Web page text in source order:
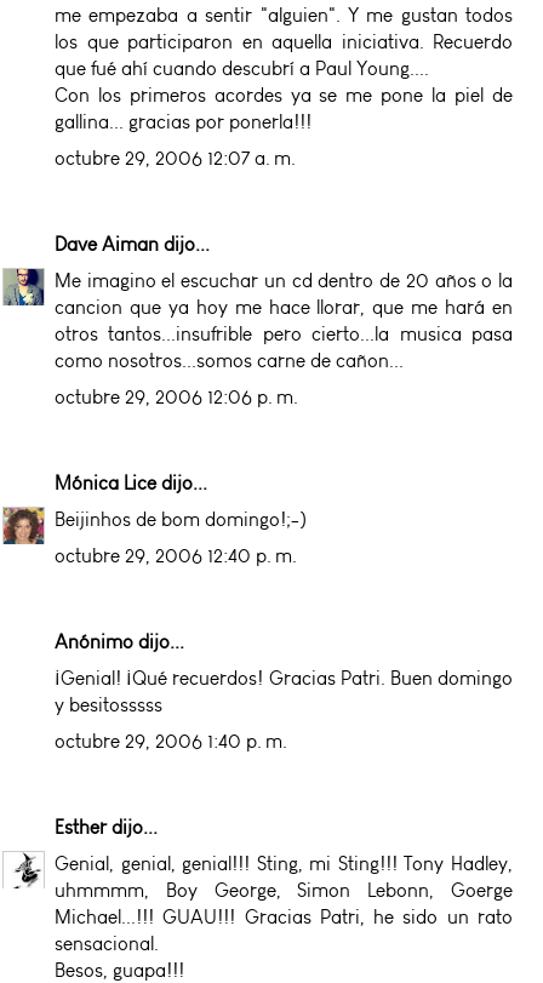
me empezaba a sentir "alguien". Y me gustan todos
los que participaron en aquella iniciativa. Recuerdo
que fué ahí cuando descubrí a Paul Young....
Con los primeros acordes ya se me pone la piel de
gallina... gracias por ponerla!!!
octubre 29, 2006 12:07 a. m.
Dave Aiman dijo...
Me imagino el escuchar un cd dentro de 20 años o la
cancion que ya hoy me hace llorar, que me hará en
otros tantos...insufrible pero cierto...la musica pasa
como nosotros...somos carne de cañon...
octubre 29, 2006 12:06 p. m.
Mónica Licedijo...
Beijinhos de bom domingo!;-)
octubre 29, 2006 12:40 p. m.
Anónimo dijo...
¡Genial! ¡Qué recuerdos! Gracias Patri. Buen domingo
y besitosssss
octubre 29, 2006 1:40 p. m.
Estherdijo...
Genial, genial, genial!!! Sting, mi Sting!!! Tony Hadley,
uhmmmm, Boy George, Simon Lebonn, Goerge
Michael...!!! GUAU!!! Gracias Patri, he sido un rato
sensacional.
Besos, guapa!!!